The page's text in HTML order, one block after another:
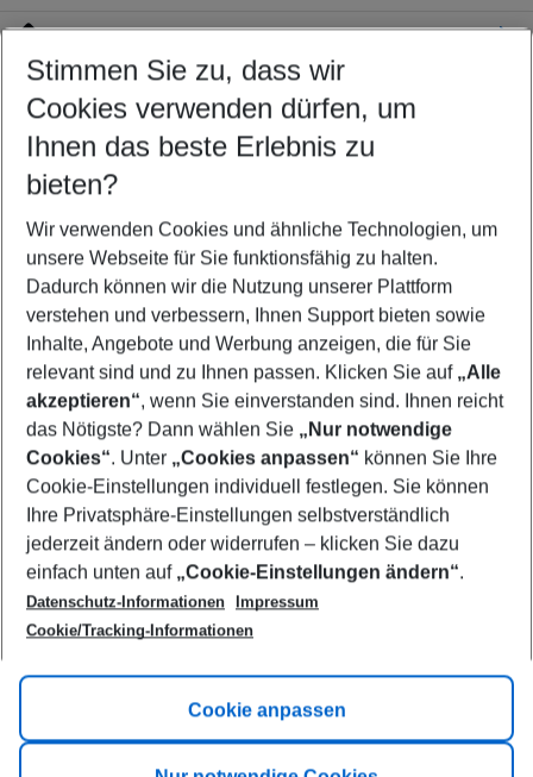
Location
Customize your offer
Find the perfect deal which suits your best
Your departure airport
Any airport
Select your date range
08/08/26–06/08/27 5-8 nights
Who will travel
2 adults No children
Show more filter
Footer
Footer navigation
Title A
Link A
Stimmen Sie zu, dass wir
Cookies verwenden dürfen, um
Ihnen das beste Erlebnis zu
bieten?
Wir verwenden Cookies und ähnliche Technologien, um
unsere Webseite für Sie funktionsfähig zu halten.
Dadurch können wir die Nutzung unserer Plattform
verstehen und verbessern, Ihnen Support bieten sowie
Inhalte, Angebote und Werbung anzeigen, die für Sie
relevant sind und zu Ihnen passen. Klicken Sie auf „Alle
akzeptieren“, wenn Sie einverstanden sind. Ihnen reicht
das Nötigste? Dann wählen Sie „Nur notwendige
Cookies“. Unter „Cookies anpassen“ können Sie Ihre
Cookie-Einstellungen individuell festlegen. Sie können
Ihre Privatsphäre-Einstellungen selbstverständlich
jederzeit ändern oder widerrufen – klicken Sie dazu
einfach unten auf „Cookie-Einstellungen ändern“.
Datenschutz-Informationen
Impressum
Cookie/Tracking-Informationen
Cookie anpassen